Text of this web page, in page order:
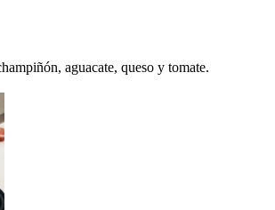
aguacate, queso y tomate.